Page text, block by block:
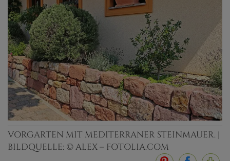
VORGARTEN MIT MEDITERRANER STEINMAUER. |
BILDQUELLE: © ALEX – FOTOLIA.COM